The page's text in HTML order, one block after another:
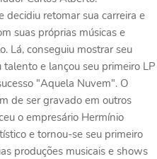
retomar sua carreira e
suas próprias músicas e
Lá, conseguiu mostrar seu
e lançou seu primeiro LP
"Aquela Nuvem". O
de ser gravado em outros
o empresário Hermínio
e tornou-se seu primeiro
produções musicais e shows